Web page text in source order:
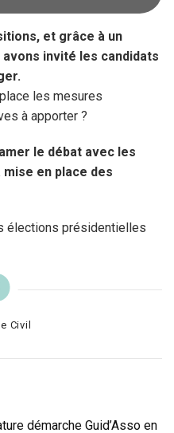
et grâce à un
invité les candidats
les mesures
à apporter ?
le débat avec les
en place des
élections présidentielles
Civil
démarche Guid’Asso en